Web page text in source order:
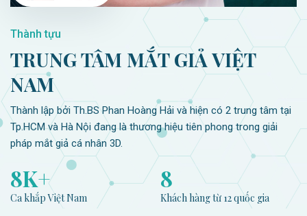
Thành tựu
TRUNG TÂM MẮT GIẢ VIỆT
NAM
Thành lập bởi Th.BS Phan Hoàng Hải và hiện có 2 trung tâm tại
Tp.HCM và Hà Nội đang là thương hiệu tiên phong trong giải
pháp mắt giả cá nhân 3D.
12K+
Ca khắp Việt Nam
12
Khách hàng từ 12 quốc gia